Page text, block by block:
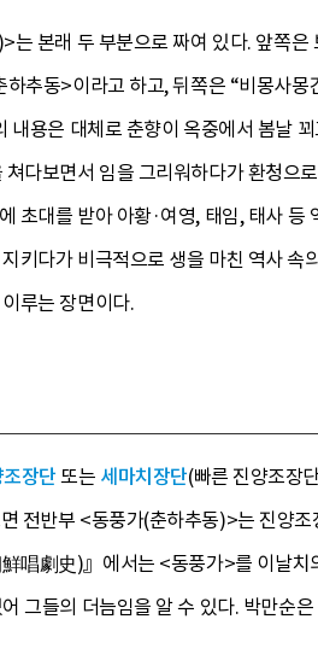
는 본래 두 부분으로 짜여 있다. 앞쪽
하추동>이라고 하고, 뒤쪽은 “비몽사
내용은 대체로 춘향이 옥중에서 봄날
쳐다보면서 임을 그리워하다가 환청으
초대를 받아 아황·여영, 태임, 태사
키다가 비극적으로 생을 마친 역사
루는 장면이다.
장단또는 세마치장단(빠른 진양조장
면 전반부 <동풍가(춘하추동)>는 진양
唱劇史)』에서는 <동풍가>를 이날치
그들의 더늠임을 알 수 있다. 박만순